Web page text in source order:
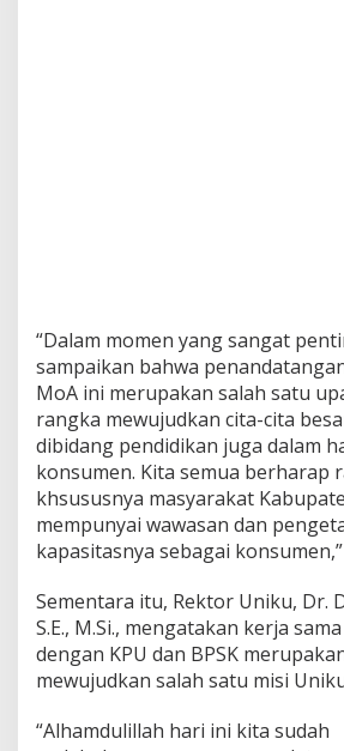
“Dalam momen yang sangat
sampaikan bahwa
MoA ini merupakan salah satu
rangka mewujudkan cita-cita
dibidang pendidikan juga dalam
konsumen. Kita semua berharap
khsususnya masyarakat
mempunyai wawasan dan
kapasitasnya sebagai
Sementara itu, Rektor Uniku, Dr.
S.E., M.Si., mengatakan kerja
dengan KPU dan BPSK
mewujudkan salah satu misi
“Alhamdulillah hari ini kita sudah